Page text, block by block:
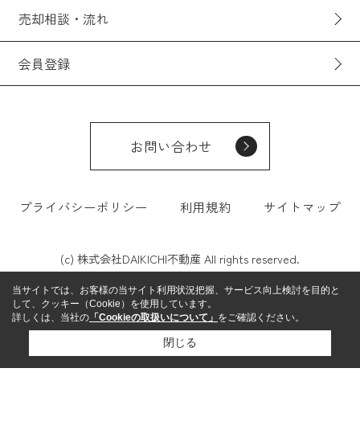
売却相談・流れ
会員登録
お問い合わせ
プライバシーポリシー 利用規約 サイトマップ
(c) 株式会社DAIKICHI不動産 All rights reserved.
当サイトでは、お客様の当サイト利用状況把握、サービス向上検討を目的と
して、クッキー（Cookie）を使用しています。
詳しくは、当社の 「Cookieの取扱いについて」 をご確認ください。
閉じる